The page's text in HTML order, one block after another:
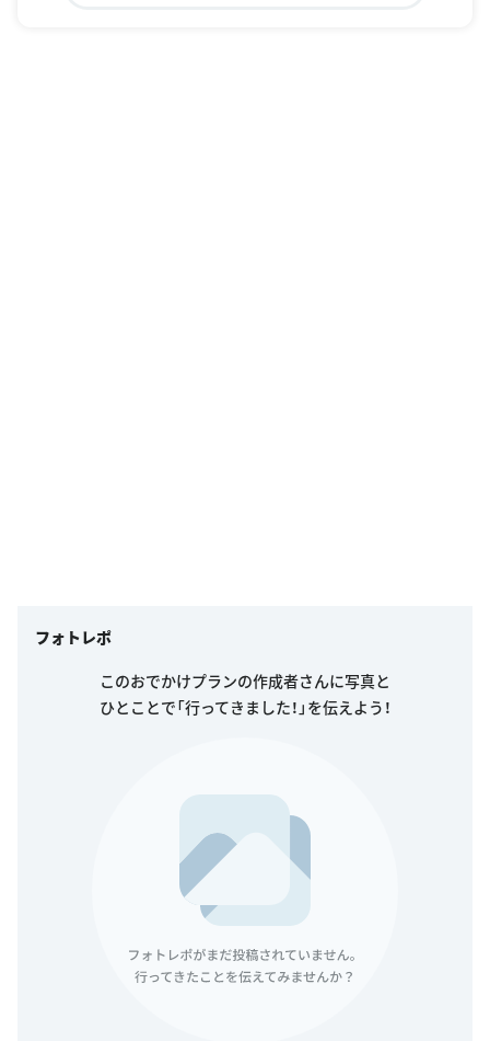
フォトレポ
このおでかけプランの作成者さんに写真と
ひとことで「行ってきました！」を伝えよう！